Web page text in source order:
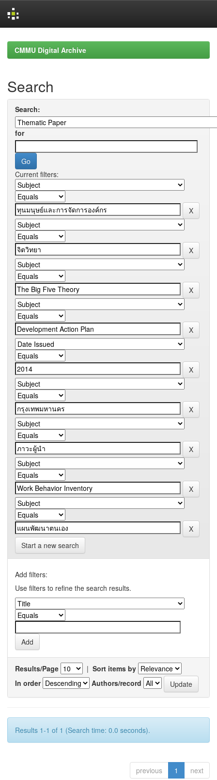
navigationCMMU Digital Archive
Search
Search:
for
Current filters:
Start a new search
Add filters:
Use filters to refine the search results.
Results/Page | Sort items by
In order
Authors/record
Results 1-1 of 1 (Search time: 0.0 seconds).
previous 1 next